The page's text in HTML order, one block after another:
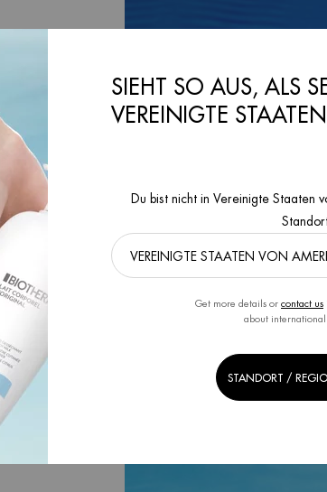
SIEHT SO AUS, ALS
VEREINIGTE
Du bist nicht in Vereinigte Staaten
Get more details or contact us
about international
STANDORT /